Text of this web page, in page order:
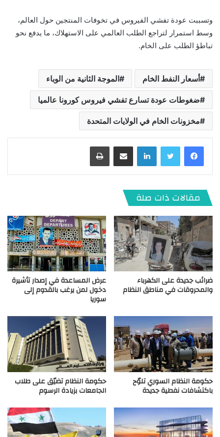
وتسببت عودة تفشي الفيروس في تخوفات المنتجين حول العالم،
وسط استمرار لتراجع الطلب العالمي على الاستهلاك، ما يدفع نحو
تباطؤ الطلب على الخام.
أسعار النفط الخام الموجة الثانية من الوباء
ضغوطات عودة تسارع تفشي فيروس كورونا عالميا
مخزونات الخام في الولايات المتحدة
لينكدإن
مقالات ذات صلة
ضرائب جديدة على الكهرباء
والمحروقات في مناطق النظام
عرض المساعدة في إصدار تأشيرة
دخول لمن يرغب بالقدوم إلى
سوريا
حكومة النظام السوري تلوّح
باكتشافات نفطية جديدة
حكومة النظام تضيّق على طلاب
الجامعات بزيادة الرسوم